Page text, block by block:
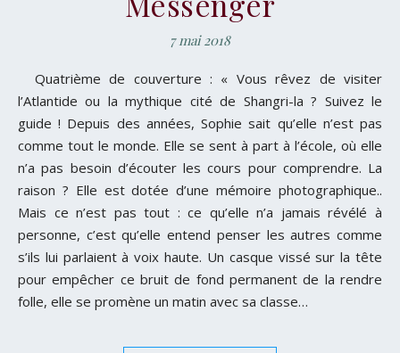
7 mai 2018
Quatrième de couverture : « Vous rêvez de visiter
l’Atlantide ou la mythique cité de Shangri-la ? Suivez le
guide ! Depuis des années, Sophie sait qu’elle n’est pas
comme tout le monde. Elle se sent à part à l’école, où elle
n’a pas besoin d’écouter les cours pour comprendre. La
raison ? Elle est dotée d’une mémoire photographique..
Mais ce n’est pas tout : ce qu’elle n’a jamais révélé à
personne, c’est qu’elle entend penser les autres comme
s’ils lui parlaient à voix haute. Un casque vissé sur la tête
pour empêcher ce bruit de fond permanent de la rendre
folle, elle se promène un matin avec sa classe…